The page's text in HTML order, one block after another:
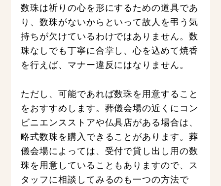
数珠は祈りの心を形にするための道具であ
り、数珠がないからといって故人を弔う気
持ちが欠けているわけではありません。数
珠なしでも丁寧に合掌し、心を込めて焼香
を行えば、マナー違反にはなりません。
ただし、可能であれば数珠を用意すること
をおすすめします。葬儀会場の近くにコン
ビニエンスストアや仏具店がある場合は、
略式数珠を購入できることがあります。葬
儀会場によっては、受付で貸し出し用の数
珠を用意していることもありますので、ス
タッフに相談してみるのも一つの方法で